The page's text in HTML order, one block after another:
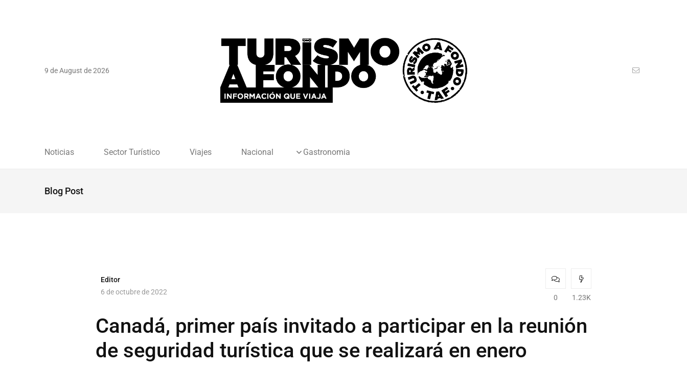
9 de August de 2026
Noticias Sector Turístico Viajes Nacional Gastronomia
Blog Post
Editor
6 de octubre de 2022
0 1.23K
Canadá, primer país invitado a participar en la reunión
de seguridad turística que se realizará en enero